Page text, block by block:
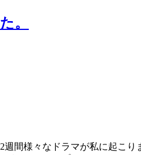
。
週間様々なドラマが私に起こり